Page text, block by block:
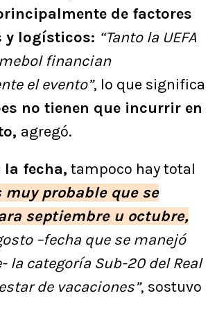
de factores
y logísticos: “Tanto la UEFA
financian
el evento”, lo que significa
no tienen que incurrir en
agregó.
la fecha, tampoco hay total
muy probable que se
septiembre u octubre,
–fecha que se manejó
la categoría Sub-20 del Real
de vacaciones”, sostuvo